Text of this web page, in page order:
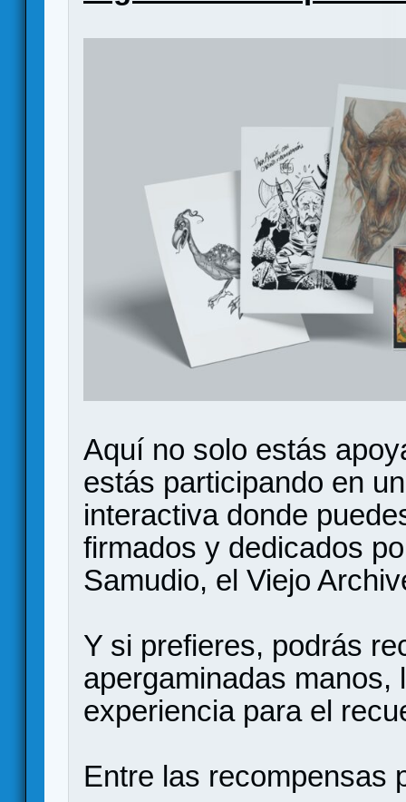
Aquí no solo estás
estás participando en
interactiva donde
firmados y dedicados
Samudio, el Viejo
Y si prefieres, podrás
apergaminadas manos,
experiencia para el
Entre las recompensas